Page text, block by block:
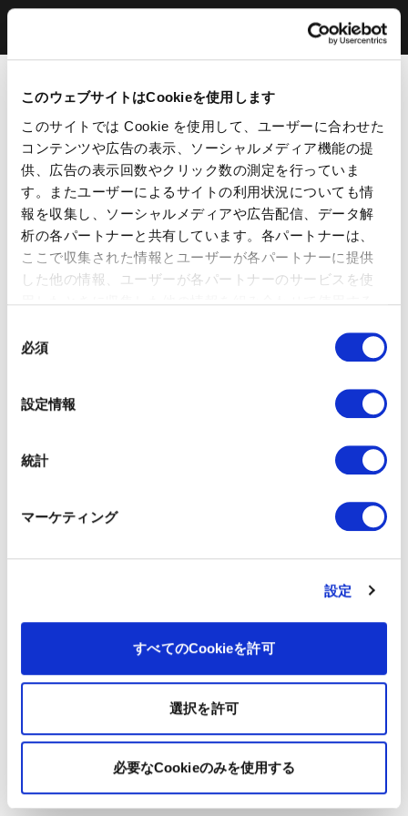
このウェブサイトはCookieを使用します
このサイトでは Cookie を使用して、ユーザーに合わせた
コンテンツや広告の表示、ソーシャルメディア機能の提
供、広告の表示回数やクリック数の測定を行っていま
す。またユーザーによるサイトの利用状況についても情
報を収集し、ソーシャルメディアや広告配信、データ解
析の各パートナーと共有しています。各パートナーは、
ここで収集された情報とユーザーが各パートナーに提供
した他の情報、ユーザーが各パートナーのサービスを使
ッキーに同意したことになります。
必須
設定情報
統計
マーケティング
設定
すべてのCookieを許可
選択を許可
必要なCookieのみを使用する